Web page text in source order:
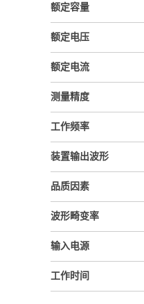
额定容量
额定电压
额定电流
测量精度
工作频率
装置输出波形
品质因素
波形畸变率
输入电源
工作时间